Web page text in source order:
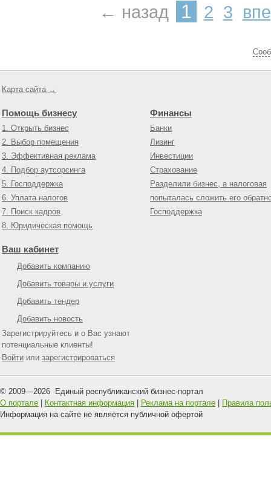
← назад 1 2 3
Карта сайта →
Помощь бизнесу
1. Открыть бизнес
2. Выбор помещения
3. Эффективная реклама
4. Подбор аутсорсинга
5. Господдержка
6. Уплата налогов
7. Поиск кадров
8. Юридическая помощь
Финансы
Банки
Лизинг
Инвестиции
Страхование
Разделили бизнес, а налоговая
попыталась сложить его
Господдержка
Ваш кабинет
Добавить компанию
Добавить товары и услуги
Добавить тендер
Добавить новость
Зарегистрируйтесь и о Вас узнают
потенциальные клиенты!
Войти или зарегистрироваться
© 2009—2026 Единый республиканский бизнес-портал
О портале
Контактная информация Реклама на портале
Правила
Информация на сайте не является публичной офертой